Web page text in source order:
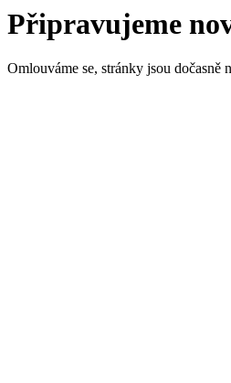
Připravujeme
Omlouváme se, stránky jsou dočasně